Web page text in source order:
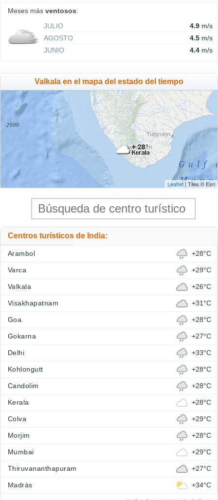
Meses más ventosos:
JULIO
4.9 m/s
AGOSTO
4.5 m/s
JUNIO
4.4 m/s
Valkala en el mapa del estado del tiempo
Leaflet| Tiles © Esri
Centros turísticos de India:
Arambol +28°C
Varca +29°C
Valkala +26°C
Visakhapatnam +31°C
Goa +28°C
Gokarna +27°C
Delhi +33°C
Kohlongutt +28°C
Candolim +28°C
Kerala +28°C
Colva +29°C
Morjim +28°C
Mumbai +29°C
Thiruvananthapuram +27°C
Madrás +34°C